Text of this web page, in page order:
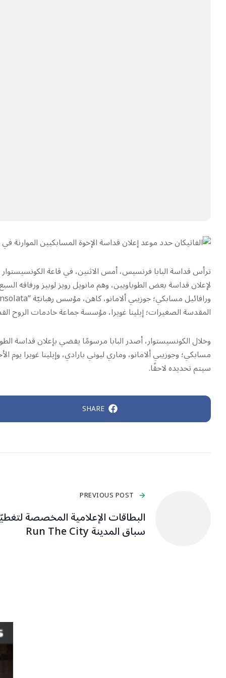
ترأس قداسة البابا فرنسيس، أمس الاثنين، في قاعة الكونسيستوار
لإعلان قداسة بعض الطوباويين، وهم مانويل رويز لوبيز ورفاقه
المقدسة الصغيرات؛ إيلينا غويرا، مؤسسة جماعة خادمات الروح
وخلال الكونسيستوار، أصدر البابا مرسومًا يقضي بإعلان قداسة
سيتم تحديده لاحقًا.
SHARE
PREVIOUS POST
البطاقات الإعلامية المخصصة
سباق المدينة Run The City